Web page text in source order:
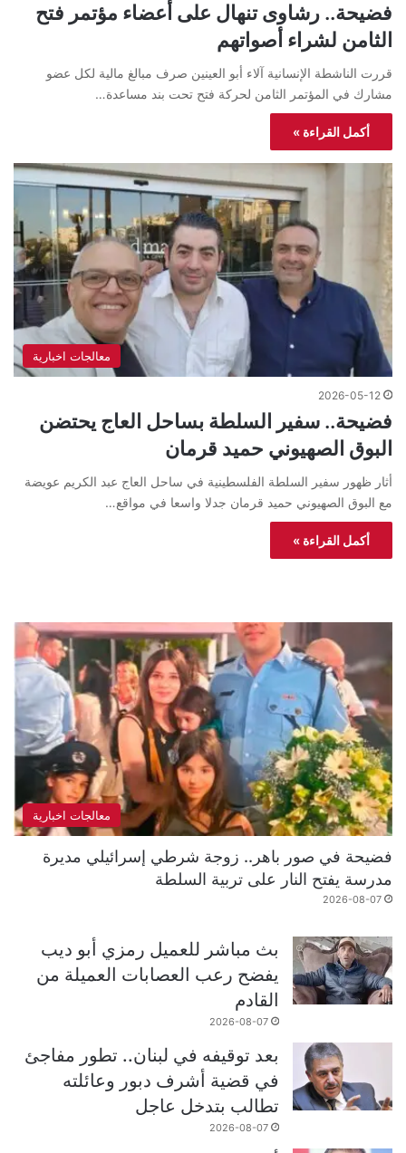
فضيحة.. رشاوى تنهال على أعضاء مؤتمر فتح
الثامن لشراء أصواتهم
قررت الناشطة الإنسانية آلاء أبو العينين صرف مبالغ مالية لكل عضو
مشارك في المؤتمر الثامن لحركة فتح تحت بند مساعدة…
أكمل القراءة »
معالجات اخبارية
2026-05-12
فضيحة.. سفير السلطة بساحل العاج يحتضن
البوق الصهيوني حميد قرمان
أثار ظهور سفير السلطة الفلسطينية في ساحل العاج عبد الكريم عويضة
مع البوق الصهيوني حميد قرمان جدلا واسعا في مواقع…
أكمل القراءة »
معالجات اخبارية
فضيحة في صور باهر.. زوجة شرطي إسرائيلي مديرة
مدرسة يفتح النار على تربية السلطة
2026-08-07
بث مباشر للعميل رمزي أبو ديب
يفضح رعب العصابات العميلة من
القادم
2026-08-07
بعد توقيفه في لبنان.. تطور مفاجئ
في قضية أشرف دبور وعائلته
تطالب بتدخل عاجل
2026-08-07